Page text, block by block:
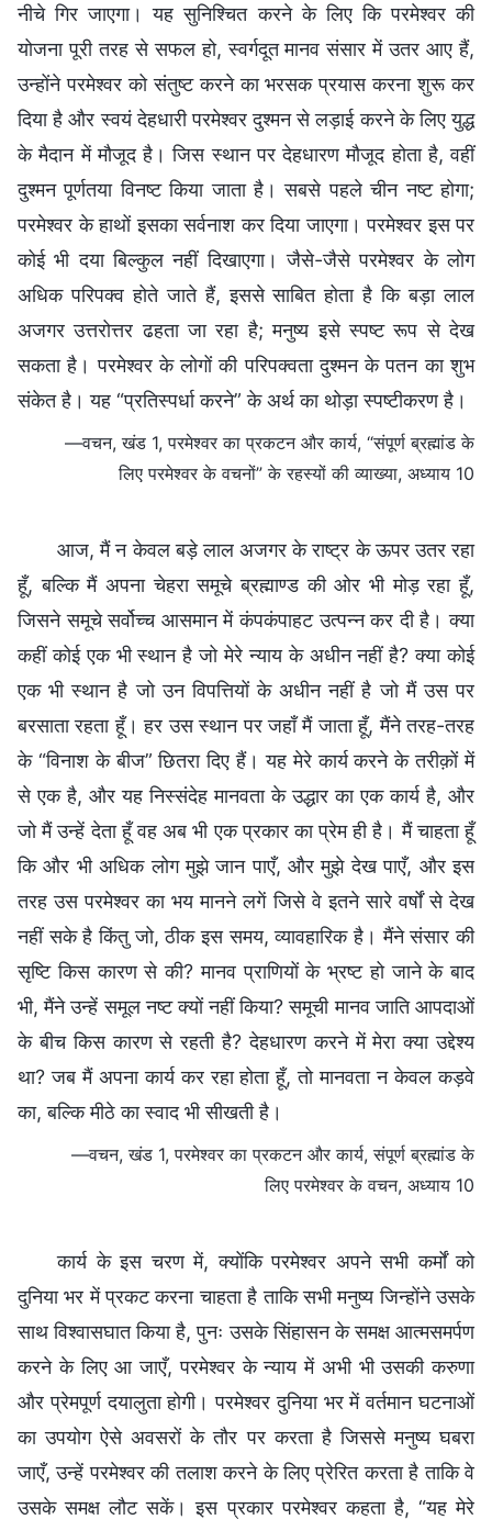
नीचे गिर जाएगा। यह सुनिश्चित करने के लिए कि परमेश्वर की
योजना पूरी तरह से सफल हो, स्वर्गदूत मानव संसार में उतर आए हैं,
उन्होंने परमेश्वर को संतुष्ट करने का भरसक प्रयास करना शुरू कर
दिया है और स्वयं देहधारी परमेश्वर दुश्मन से लड़ाई करने के लिए युद्ध
के मैदान में मौजूद है। जिस स्थान पर देहधारण मौजूद होता है, वहीं
दुश्मन पूर्णतया विनष्ट किया जाता है। सबसे पहले चीन नष्ट होगा;
परमेश्वर के हाथों इसका सर्वनाश कर दिया जाएगा। परमेश्वर इस पर
कोई भी दया बिल्कुल नहीं दिखाएगा। जैसे-जैसे परमेश्वर के लोग
अधिक परिपक्व होते जाते हैं, इससे साबित होता है कि बड़ा लाल
अजगर उत्तरोत्तर ढहता जा रहा है; मनुष्य इसे स्पष्ट रूप से देख
सकता है। परमेश्वर के लोगों की परिपक्वता दुश्मन के पतन का शुभ
संकेत है। यह “प्रतिस्पर्धा करने” के अर्थ का थोड़ा स्पष्टीकरण है।
—वचन, खंड 1, परमेश्वर का प्रकटन और कार्य, “संपूर्ण ब्रह्मांड के
लिए परमेश्वर के वचनों” के रहस्यों की व्याख्या, अध्याय 10
आज, मैं न केवल बड़े लाल अजगर के राष्ट्र के ऊपर उतर रहा
हूँ, बल्कि मैं अपना चेहरा समूचे ब्रह्माण्ड की ओर भी मोड़ रहा हूँ,
जिसने समूचे सर्वोच्च आसमान में कंपकंपाहट उत्पन्न कर दी है। क्या
कहीं कोई एक भी स्थान है जो मेरे न्याय के अधीन नहीं है? क्या कोई
एक भी स्थान है जो उन विपत्तियों के अधीन नहीं है जो मैं उस पर
बरसाता रहता हूँ। हर उस स्थान पर जहाँ मैं जाता हूँ, मैंने तरह-तरह
के “विनाश के बीज” छितरा दिए हैं। यह मेरे कार्य करने के तरीक़ों में
से एक है, और यह निस्संदेह मानवता के उद्धार का एक कार्य है, और
जो मैं उन्हें देता हूँ वह अब भी एक प्रकार का प्रेम ही है। मैं चाहता हूँ
कि और भी अधिक लोग मुझे जान पाएँ, और मुझे देख पाएँ, और इस
तरह उस परमेश्वर का भय मानने लगें जिसे वे इतने सारे वर्षों से देख
नहीं सके है किंतु जो, ठीक इस समय, व्यावहारिक है। मैंने संसार की
सृष्टि किस कारण से की? मानव प्राणियों के भ्रष्ट हो जाने के बाद
भी, मैंने उन्हें समूल नष्ट क्यों नहीं किया? समूची मानव जाति आपदाओं
के बीच किस कारण से रहती है? देहधारण करने में मेरा क्या उद्देश्य
था? जब मैं अपना कार्य कर रहा होता हूँ, तो मानवता न केवल कड़वे
का, बल्कि मीठे का स्वाद भी सीखती है।
—वचन, खंड 1, परमेश्वर का प्रकटन और कार्य, संपूर्ण ब्रह्मांड के
लिए परमेश्वर के वचन, अध्याय 10
कार्य के इस चरण में, क्योंकि परमेश्वर अपने सभी कर्मों को
दुनिया भर में प्रकट करना चाहता है ताकि सभी मनुष्य जिन्होंने उसके
साथ विश्वासघात किया है, पुनः उसके सिंहासन के समक्ष आत्मसमर्पण
करने के लिए आ जाएँ, परमेश्वर के न्याय में अभी भी उसकी करुणा
और प्रेमपूर्ण दयालुता होगी। परमेश्वर दुनिया भर में वर्तमान घटनाओं
का उपयोग ऐसे अवसरों के तौर पर करता है जिससे मनुष्य घबरा
जाएँ, उन्हें परमेश्वर की तलाश करने के लिए प्रेरित करता है ताकि वे
उसके समक्ष लौट सकें। इस प्रकार परमेश्वर कहता है, “यह मेरे